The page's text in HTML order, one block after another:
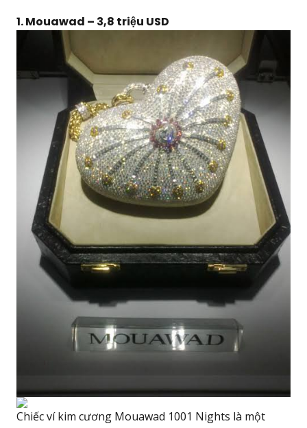
1. Mouawad – 3,8 triệu USD
Chiếc ví kim cương Mouawad 1001 Nights là một